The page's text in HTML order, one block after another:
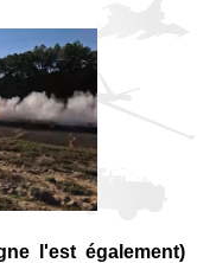
l'est également)